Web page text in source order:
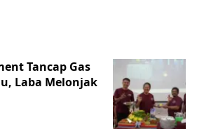
Tancap Gas
Laba Melonjak